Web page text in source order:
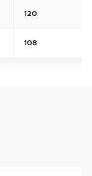
120
108